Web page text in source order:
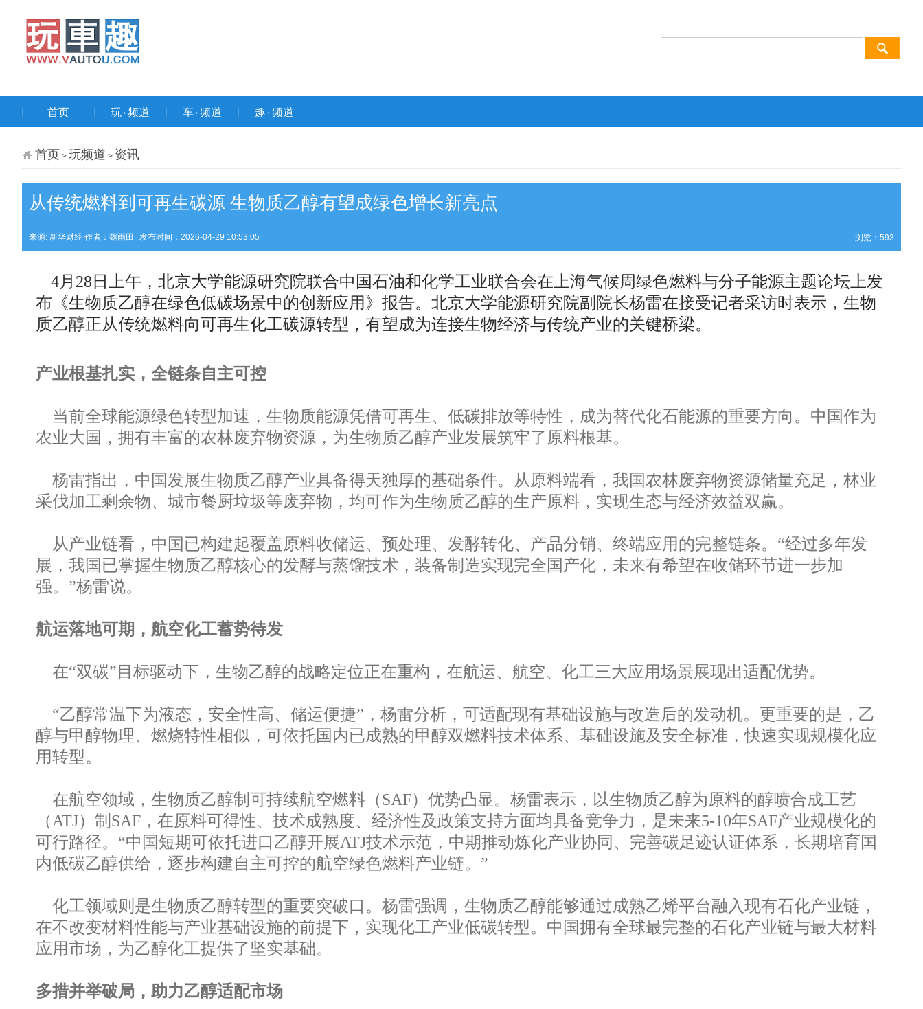
首页 玩۰频道 车۰频道 趣۰频道
首页 > 玩频道 > 资讯
从传统燃料到可再生碳源 生物质乙醇有望成绿色增长新亮点
来源: 新华财经 作者：魏雨田 发布时间：2026-04-29 10:53:05 浏览： 593
4月28日上午，北京大学能源研究院联合中国石油和化学工业联合会在上海气候周绿色燃料与分子能源主题论坛上发
布《生物质乙醇在绿色低碳场景中的创新应用》报告。北京大学能源研究院副院长杨雷在接受记者采访时表示，生物
质乙醇正从传统燃料向可再生化工碳源转型，有望成为连接生物经济与传统产业的关键桥梁。
产业根基扎实，全链条自主可控
当前全球能源绿色转型加速，生物质能源凭借可再生、低碳排放等特性，成为替代化石能源的重要方向。中国作为
农业大国，拥有丰富的农林废弃物资源，为生物质乙醇产业发展筑牢了原料根基。
杨雷指出，中国发展生物质乙醇产业具备得天独厚的基础条件。从原料端看，我国农林废弃物资源储量充足，林业
采伐加工剩余物、城市餐厨垃圾等废弃物，均可作为生物质乙醇的生产原料，实现生态与经济效益双赢。
从产业链看，中国已构建起覆盖原料收储运、预处理、发酵转化、产品分销、终端应用的完整链条。“经过多年发
展，我国已掌握生物质乙醇核心的发酵与蒸馏技术，装备制造实现完全国产化，未来有希望在收储环节进一步加
强。”杨雷说。
航运落地可期，航空化工蓄势待发
在“双碳”目标驱动下，生物乙醇的战略定位正在重构，在航运、航空、化工三大应用场景展现出适配优势。
“乙醇常温下为液态，安全性高、储运便捷”，杨雷分析，可适配现有基础设施与改造后的发动机。更重要的是，乙
醇与甲醇物理、燃烧特性相似，可依托国内已成熟的甲醇双燃料技术体系、基础设施及安全标准，快速实现规模化应
用转型。
在航空领域，生物质乙醇制可持续航空燃料（SAF）优势凸显。杨雷表示，以生物质乙醇为原料的醇喷合成工艺
（ATJ）制SAF，在原料可得性、技术成熟度、经济性及政策支持方面均具备竞争力，是未来5-10年SAF产业规模化的
可行路径。“中国短期可依托进口乙醇开展ATJ技术示范，中期推动炼化产业协同、完善碳足迹认证体系，长期培育国
内低碳乙醇供给，逐步构建自主可控的航空绿色燃料产业链。”
化工领域则是生物质乙醇转型的重要突破口。杨雷强调，生物质乙醇能够通过成熟乙烯平台融入现有石化产业链，
在不改变材料性能与产业基础设施的前提下，实现化工产业低碳转型。中国拥有全球最完整的石化产业链与最大材料
应用市场，为乙醇化工提供了坚实基础。
多措并举破局，助力乙醇适配市场